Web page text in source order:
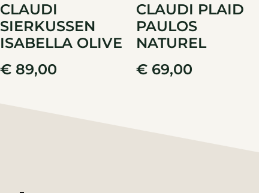
CLAUDI
SIERKUSSEN
ISABELLA OLIVE
€ 89,00
CLAUDI PLAID
PAULOS
NATUREL
€ 69,00